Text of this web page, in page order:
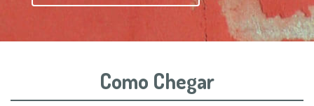
Como Chegar